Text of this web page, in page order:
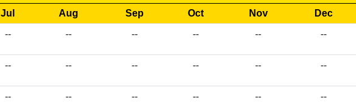
Jul Aug Sep Oct Nov
Dec
-- -- -- -- -- --
-- -- -- -- -- --
-- -- -- -- -- --